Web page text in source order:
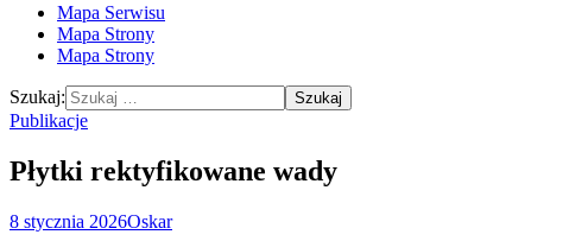
Mapa Serwisu
Mapa Strony
Mapa Strony
Szukaj:
Publikacje
Płytki rektyfikowane wady
8 stycznia 2026Oskar